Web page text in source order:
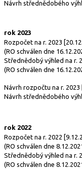
Návrh střednědobého
rok 2023
Rozpočet na r. 2023
(RO schválen dne
Střednědobý výhled na r.
(RO schválen dne
Návrh rozpočtu na r. 2023
Návrh střednědobého
rok 2022
Rozpočet na r. 2022
(RO schválen dne
Střednědobý výhled na r.
(RO schválen dne